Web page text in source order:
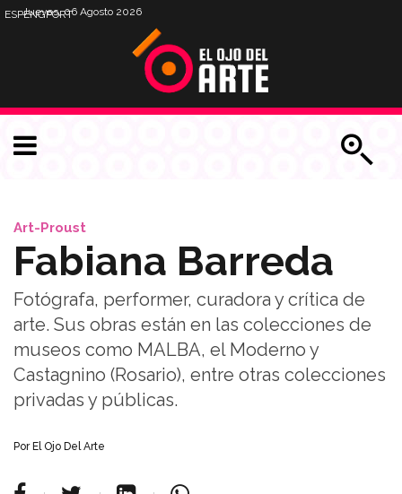
Jueves, 06 Agosto 2026
ESPENGPORT
Art-Proust
Fabiana Barreda
Fotógrafa, performer, curadora y crítica de
arte. Sus obras están en las colecciones de
museos como MALBA, el Moderno y
Castagnino (Rosario), entre otras colecciones
privadas y públicas.
Por El Ojo Del Arte